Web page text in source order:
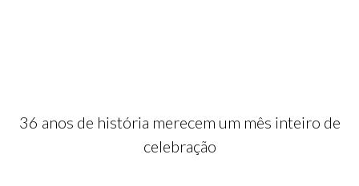
36 anos de história merecem um mês inteiro de
celebração